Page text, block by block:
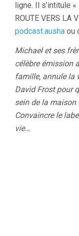
ligne. Il s’intitule «
ROUTE VERS LA
podcast.ausha ou
Michael et ses
célèbre émission
famille, annule la
David Frost pour
sein de la maison
Convaincre le
vie…